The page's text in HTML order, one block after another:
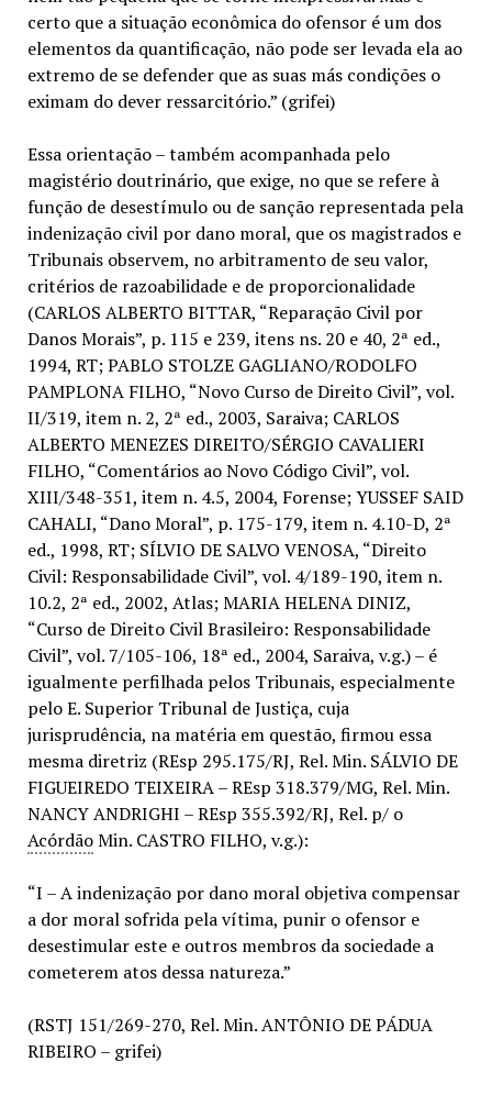
certo que a situação econômica do ofensor é um dos
elementos da quantificação, não pode ser levada ela ao
extremo de se defender que as suas más condições o
eximam do dever ressarcitório.” (grifei)
Essa orientação – também acompanhada pelo
magistério doutrinário, que exige, no que se refere à
função de desestímulo ou de sanção representada pela
indenização civil por dano moral, que os magistrados e
Tribunais observem, no arbitramento de seu valor,
critérios de razoabilidade e de proporcionalidade
(CARLOS ALBERTO BITTAR, “Reparação Civil por
Danos Morais”, p. 115 e 239, itens ns. 20 e 40, 2ª ed.,
1994, RT; PABLO STOLZE GAGLIANO/RODOLFO
PAMPLONA FILHO, “Novo Curso de Direito Civil”, vol.
II/319, item n. 2, 2ª ed., 2003, Saraiva; CARLOS
ALBERTO MENEZES DIREITO/SÉRGIO CAVALIERI
FILHO, “Comentários ao Novo Código Civil”, vol.
XIII/348-351, item n. 4.5, 2004, Forense; YUSSEF SAID
CAHALI, “Dano Moral”, p. 175-179, item n. 4.10-D, 2ª
ed., 1998, RT; SÍLVIO DE SALVO VENOSA, “Direito
Civil: Responsabilidade Civil”, vol. 4/189-190, item n.
10.2, 2ª ed., 2002, Atlas; MARIA HELENA DINIZ,
“Curso de Direito Civil Brasileiro: Responsabilidade
Civil”, vol. 7/105-106, 18ª ed., 2004, Saraiva, v.g.) – é
igualmente perfilhada pelos Tribunais, especialmente
pelo E. Superior Tribunal de Justiça, cuja
jurisprudência, na matéria em questão, firmou essa
mesma diretriz (REsp 295.175/RJ, Rel. Min. SÁLVIO DE
FIGUEIREDO TEIXEIRA – REsp 318.379/MG, Rel. Min.
NANCY ANDRIGHI – REsp 355.392/RJ, Rel. p/ o
AcórdãoMin. CASTRO FILHO, v.g.):
“I – A indenização por dano moral objetiva compensar
a dor moral sofrida pela vítima, punir o ofensor e
desestimular este e outros membros da sociedade a
cometerem atos dessa natureza.”
(RSTJ 151/269-270, Rel. Min. ANTÔNIO DE PÁDUA
RIBEIRO – grifei)